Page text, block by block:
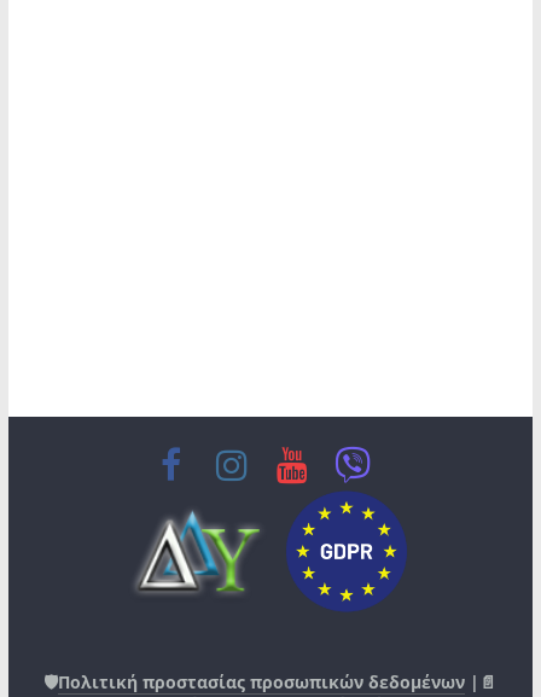
🛡️Πολιτική προστασίας προσωπικών δεδομένων |📄